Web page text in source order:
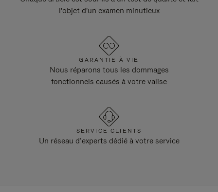
l'objet d'un examen minutieux
GARANTIE À VIE
Nous réparons tous les dommages
fonctionnels causés à votre valise
SERVICE CLIENTS
Un réseau d’experts dédié à votre service